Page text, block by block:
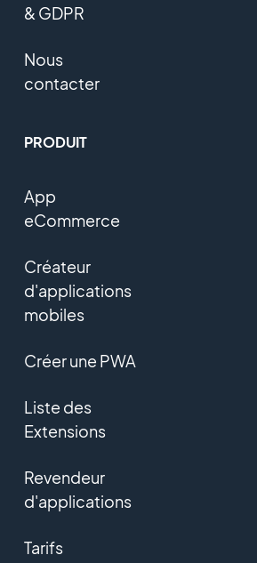
& GDPR
Nous
contacter
PRODUIT
App
eCommerce
Créateur
d'applications
mobiles
Créer une PWA
Liste des
Extensions
Revendeur
d'applications
Tarifs